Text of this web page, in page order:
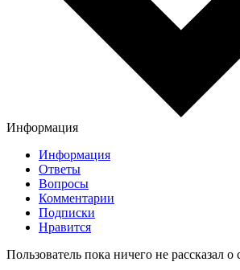
Информация
Информация
Ответы
Вопросы
Комментарии
Подписки
Нравится
Пользователь пока ничего не рассказал о